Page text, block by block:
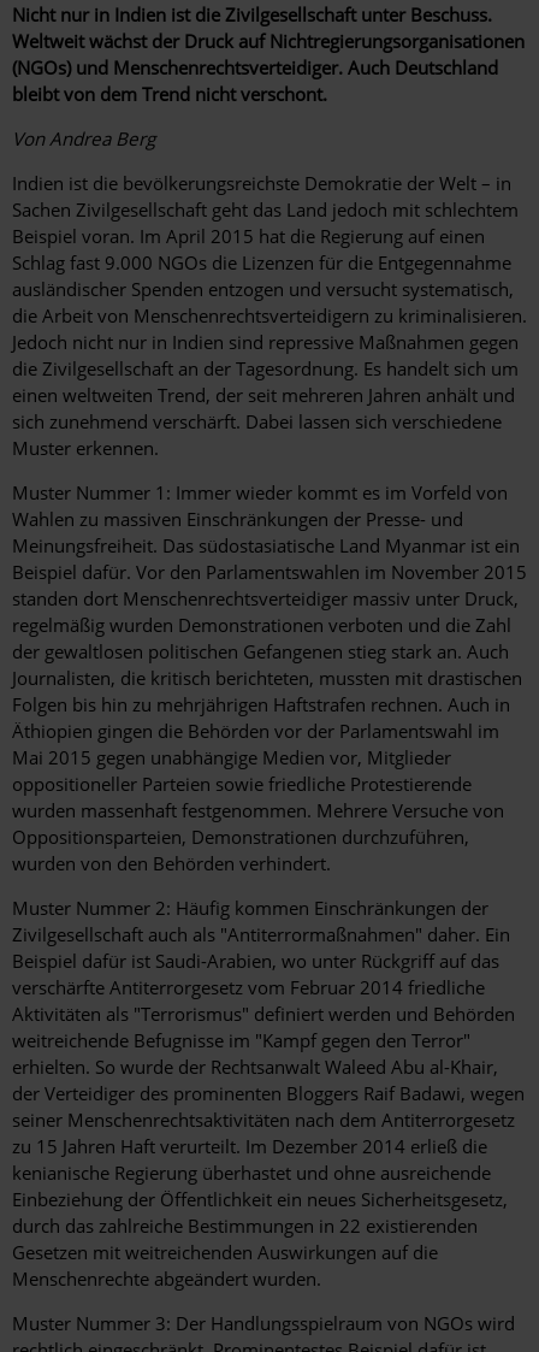
Nicht nur in Indien ist die Zivilgesellschaft unter Beschuss.
Weltweit wächst der Druck auf Nichtregierungsorganisationen
(NGOs) und Menschenrechtsverteidiger. Auch Deutschland
bleibt von dem Trend nicht verschont.
Von Andrea Berg
Indien ist die bevölkerungsreichste Demokratie der Welt – in
Sachen Zivilgesellschaft geht das Land jedoch mit schlechtem
Beispiel voran. Im April 2015 hat die Regierung auf einen
Schlag fast 9.000 NGOs die Lizenzen für die Entgegennahme
ausländischer Spenden entzogen und versucht systematisch,
die Arbeit von Menschenrechtsverteidigern zu kriminalisieren.
Jedoch nicht nur in Indien sind repressive Maßnahmen gegen
die Zivilgesellschaft an der Tagesordnung. Es handelt sich um
einen weltweiten Trend, der seit mehreren Jahren anhält und
sich zunehmend verschärft. Dabei lassen sich verschiedene
Muster erkennen.
Muster Nummer 1: Immer wieder kommt es im Vorfeld von
Wahlen zu massiven Einschränkungen der Presse- und
Meinungsfreiheit. Das südostasiatische Land Myanmar ist ein
Beispiel dafür. Vor den Parlamentswahlen im November 2015
standen dort Menschenrechtsverteidiger massiv unter Druck,
regelmäßig wurden Demonstrationen verboten und die Zahl
der gewaltlosen politischen Gefangenen stieg stark an. Auch
Journalisten, die kritisch berichteten, mussten mit drastischen
Folgen bis hin zu mehrjährigen Haftstrafen rechnen. Auch in
Äthiopien gingen die Behörden vor der Parlamentswahl im
Mai 2015 gegen unabhängige Medien vor, Mitglieder
oppositioneller Parteien sowie friedliche Protestierende
wurden massenhaft festgenommen. Mehrere Versuche von
Oppositionsparteien, Demonstrationen durchzuführen,
wurden von den Behörden verhindert.
Muster Nummer 2: Häufig kommen Einschränkungen der
Zivilgesellschaft auch als "Antiterrormaßnahmen" daher. Ein
Beispiel dafür ist Saudi-Arabien, wo unter Rückgriff auf das
verschärfte Antiterrorgesetz vom Februar 2014 friedliche
Aktivitäten als "Terrorismus" definiert werden und Behörden
weitreichende Befugnisse im "Kampf gegen den Terror"
erhielten. So wurde der Rechtsanwalt Waleed Abu al-Khair,
der Verteidiger des prominenten Bloggers Raif Badawi, wegen
seiner Menschenrechtsaktivitäten nach dem Antiterrorgesetz
zu 15 Jahren Haft verurteilt. Im Dezember 2014 erließ die
kenianische Regierung überhastet und ohne ausreichende
Einbeziehung der Öffentlichkeit ein neues Sicherheitsgesetz,
durch das zahlreiche Bestimmungen in 22 existierenden
Gesetzen mit weitreichenden Auswirkungen auf die
Menschenrechte abgeändert wurden.
Muster Nummer 3: Der Handlungsspielraum von NGOs wird